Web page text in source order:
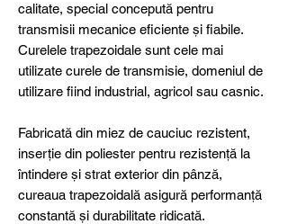
calitate, special concepută pentru
transmisii mecanice eficiente și fiabile.
Curelele trapezoidale sunt cele mai
utilizate curele de transmisie, domeniul de
utilizare fiind industrial, agricol sau casnic.
Fabricată din miez de cauciuc rezistent,
inserție din poliester pentru rezistență la
întindere și strat exterior din pânză,
cureaua trapezoidală asigură performanță
constantă și durabilitate ridicată.